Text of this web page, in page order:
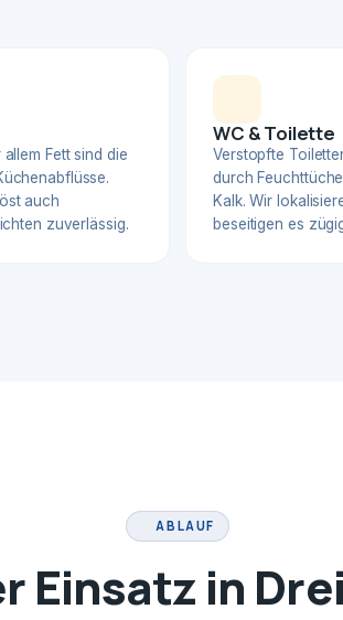
Fett sind die
auch
zuverlässig.
WC & Toilette
Verstopfte
durch
Kalk. Wir
beseitigen es
ABLAUF
Einsatz in